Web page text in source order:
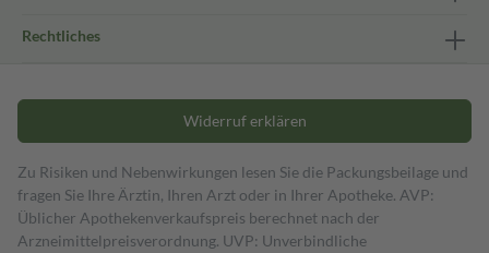
Rechtliches
Widerruf erklären
Zu Risiken und Nebenwirkungen lesen Sie die Packungsbeilage und
fragen Sie Ihre Ärztin, Ihren Arzt oder in Ihrer Apotheke. AVP:
Üblicher Apothekenverkaufspreis berechnet nach der
Arzneimittelpreisverordnung. UVP: Unverbindliche